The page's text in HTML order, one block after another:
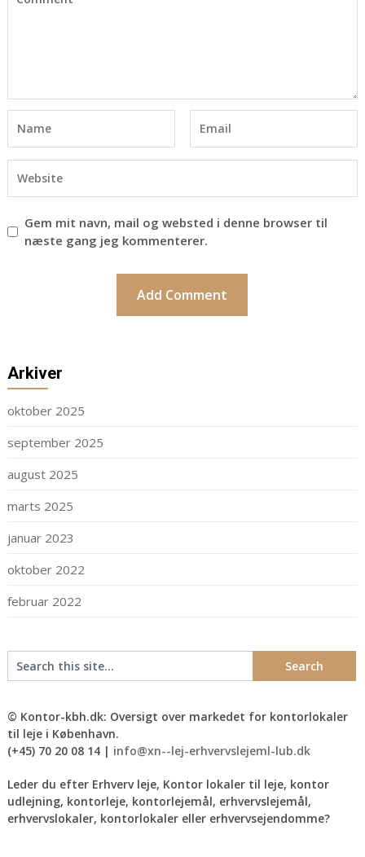
Gem mit navn, mail og websted i denne browser til
næste gang jeg kommenterer.
Arkiver
oktober 2025
september 2025
august 2025
marts 2025
januar 2023
oktober 2022
februar 2022
© Kontor-kbh.dk: Oversigt over markedet for kontorlokaler
til leje i København.
(+45) 70 20 08 14 | info@xn--lej-erhvervslejeml-lub.dk
Leder du efter Erhverv leje, Kontor lokaler til leje, kontor
udlejning, kontorleje, kontorlejemål, erhvervslejemål,
erhvervslokaler, kontorlokaler eller erhvervsejendomme?